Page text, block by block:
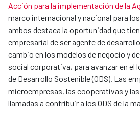
Acción para la implementación de la
marco internacional y nacional para
ambos destaca la oportunidad que
empresarial de ser agente de
cambio en los modelos de negocio y
social corporativa, para avanzar en el
de Desarrollo Sostenible (ODS). Las
microempresas, las cooperativas y
llamadas a contribuir a los ODS de la